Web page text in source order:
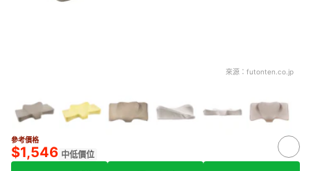
來源： futonten.co.jp
參考價格
$1,546 中低價位